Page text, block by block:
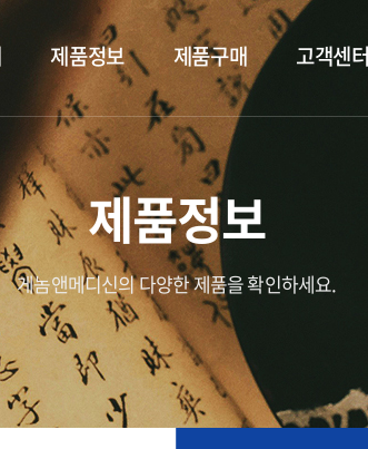
제품정보 제품구매 고객센터
제품정보
게놈앤메디신의 다양한 제품을 확인하세요.